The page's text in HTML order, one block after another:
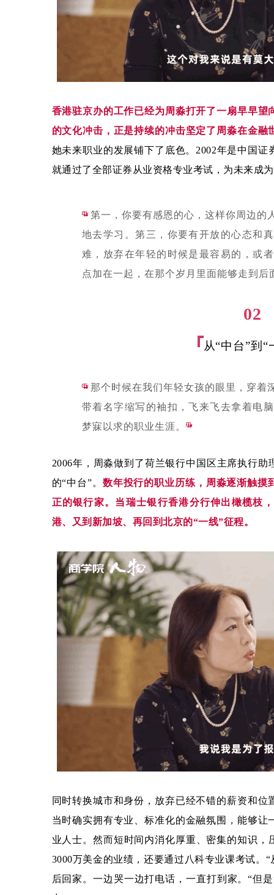
香港驻京办的工作已经为周淼打开了一扇早早
的文化冲击，正是持续的冲击坚定了周淼在金融
她未来职业的发展铺下了底色。2002年是中国
就通过了全部证券从业资格专业考试，为未来成
“第一，你要有感恩的心，这样你周边的
地去学习。第三，你要有开放的心态和
难，放弃在年轻的时候是最容易的，或
点加在一起，在那个岁月里面能够走到后
02
从“中台”到“
“那个时候在我们年轻女孩的眼里，穿着
带着名字缩写的袖扣，飞来飞去拿着电
梦寐以求的职业生涯。”
2006年，周淼做到了荷兰银行中国区主席执行
的“中台”。 数年投行的职业历练，周淼逐渐触摸
正的银行家。当瑞士银行香港分行伸出橄榄枝
港、又到新加坡、再回到北京的“一线”征程。
同时转换城市和身份，放弃已经不错的薪资和
当时确实拥有专业、标准化的金融氛围，能够
业人士。然而短时间内消化厚重、密集的知识
3000万美金的业绩，还要通过八科专业课考试。
后回家。一边哭一边打电话，一直打到家。“但